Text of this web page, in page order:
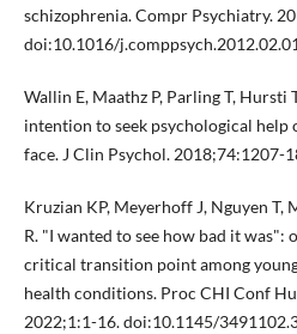
schizophrenia. Compr Psychiatry.
doi:10.1016/
Wallin E, Maathz P, Parling T, Hursti
intention to seek psychological
face. J Clin Psychol. 2018;74:1207-
Kruzian KP, Meyerhoff J, Nguyen T,
R. "I wanted to see how bad it was":
critical transition point among
health conditions. Proc CHI Conf
2022;1:1-16. doi:10.1145/